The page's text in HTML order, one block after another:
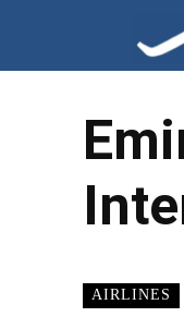
AIRLINES